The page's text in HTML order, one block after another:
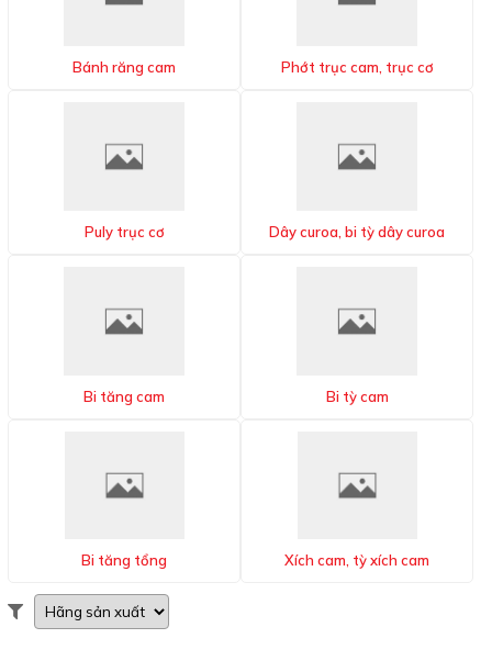
Bánh răng cam Phớt trục cam, trục cơ
Puly trục cơ Dây curoa, bi tỳ dây curoa
Bi tăng cam Bi tỳ cam
Bi tăng tổng Xích cam, tỳ xích cam